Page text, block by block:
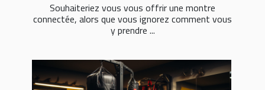
Souhaiteriez vous vous offrir une montre
connectée, alors que vous ignorez comment vous
y prendre ...